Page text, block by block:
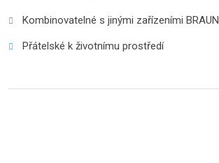
Kombinovatelné s jinými zařízeními BRAUN
Přátelské k životnímu prostředí